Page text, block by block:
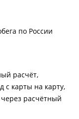
по России
расчёт
с карты на карту
расчётный